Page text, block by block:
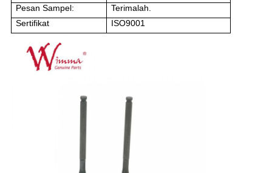
Pesan Sampel:
Terimalah.
Sertifikat
ISO9001